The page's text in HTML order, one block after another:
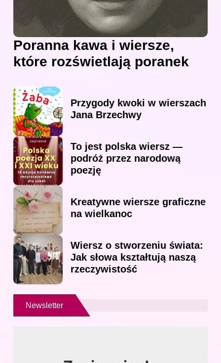
Poranna kawa i wiersze,
które rozświetlają poranek
Przygody kwoki w wierszach
Jana Brzechwy
To jest polska wiersz —
podróż przez narodową
poezję
Kreatywne wiersze graficzne
na wielkanoc
Wiersz o stworzeniu świata:
Jak słowa kształtują naszą
rzeczywistość
Newsletter